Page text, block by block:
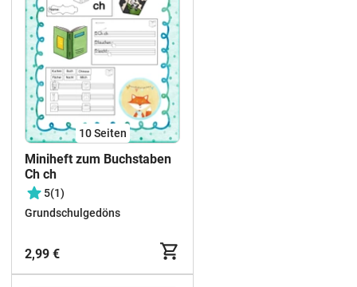
10Seiten
Miniheft zum Buchstaben
Ch ch
5(1)
Grundschulgedöns
2,99 €